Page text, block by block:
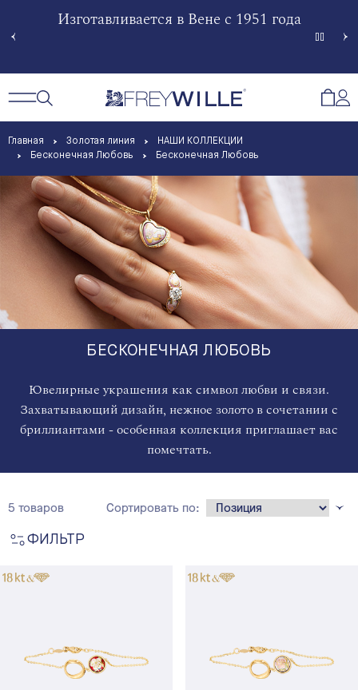
Изготавливается в Вене с 1951 года
Открыть / Закрыть навигацию
Открытый поиск
Главная Золотая линия
НАШИ КОЛЛЕКЦИИ
Бесконечная Любовь
Бесконечная Любовь
БЕСКОНЕЧНАЯ ЛЮБОВЬ
Ювелирные украшения как символ любви и связи.
Захватывающий дизайн, нежное золото в сочетании с
бриллиантами - особенная коллекция приглашает вас
помечтать.
ФИЛЬТР
5 товаров Сортировать по: